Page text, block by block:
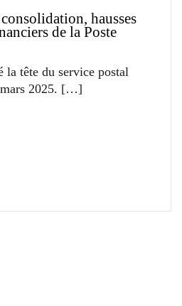
hausses
de la Poste
la tête du service postal
2025.